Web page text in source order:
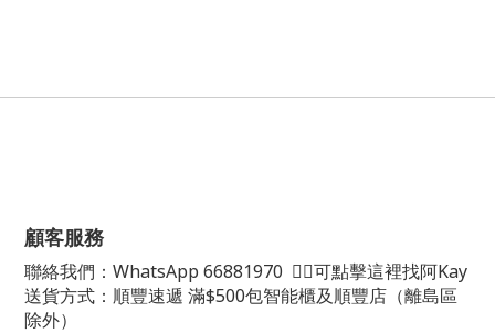
顧客服務
聯絡我們： WhatsApp 66881970 👈🏻可點擊這裡找阿Kay
送貨方式：順豐速遞 滿$500包智能櫃及順豐店（離島區
除外）